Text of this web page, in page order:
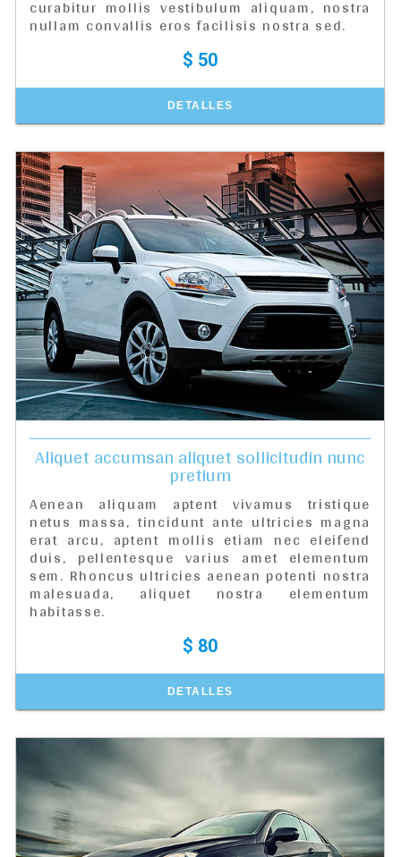
curabitur mollis vestibulum aliquam, nostra
nullam convallis eros facilisis nostra sed.
$ 50
DETALLES
Aliquet accumsan aliquet sollicitudin nunc
pretium
Aenean aliquam aptent vivamus tristique
netus massa, tincidunt ante ultricies magna
erat arcu, aptent mollis etiam nec eleifend
duis, pellentesque varius amet elementum
sem. Rhoncus ultricies aenean potenti nostra
malesuada, aliquet nostra elementum
habitasse.
$ 80
DETALLES